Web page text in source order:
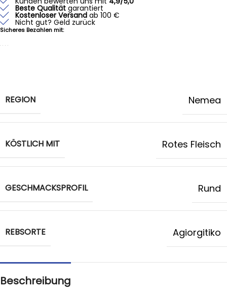
Beste Qualität garantiert
Kostenloser Versand ab 100 €
Nicht gut? Geld zurück
Sicheres Bezahlen mit:
REGION Nemea
KÖSTLICH MIT Rotes Fleisch
GESCHMACKSPROFIL Rund
REBSORTE Agiorgitiko
Beschreibung